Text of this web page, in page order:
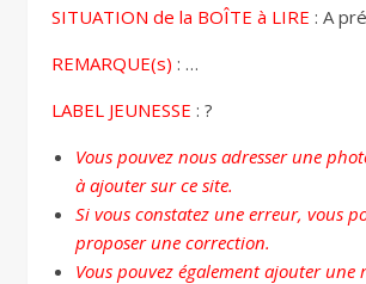
SITUATION de la BOÎTE à LIRE : A
REMARQUE(s) : …
LABEL JEUNESSE : ?
Vous pouvez nous adresser une
à ajouter sur ce site.
Si vous constatez une erreur, vous
proposer une correction.
Vous pouvez également ajouter une